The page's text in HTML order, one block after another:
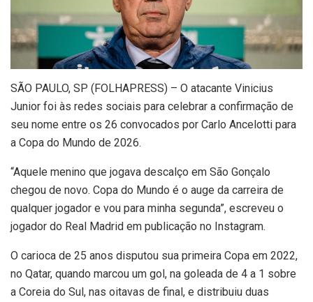
SÃO PAULO, SP (FOLHAPRESS) – O atacante Vinicius
Junior foi às redes sociais para celebrar a confirmação de
seu nome entre os 26 convocados por Carlo Ancelotti para
a Copa do Mundo de 2026.
“Aquele menino que jogava descalço em São Gonçalo
chegou de novo. Copa do Mundo é o auge da carreira de
qualquer jogador e vou para minha segunda”, escreveu o
jogador do Real Madrid em publicação no Instagram.
O carioca de 25 anos disputou sua primeira Copa em 2022,
no Qatar, quando marcou um gol, na goleada de 4 a 1 sobre
a Coreia do Sul, nas oitavas de final, e distribuiu duas